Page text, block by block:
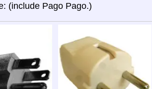
(include Pago Pago.)